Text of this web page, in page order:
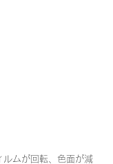
ルムが回転、色面が減